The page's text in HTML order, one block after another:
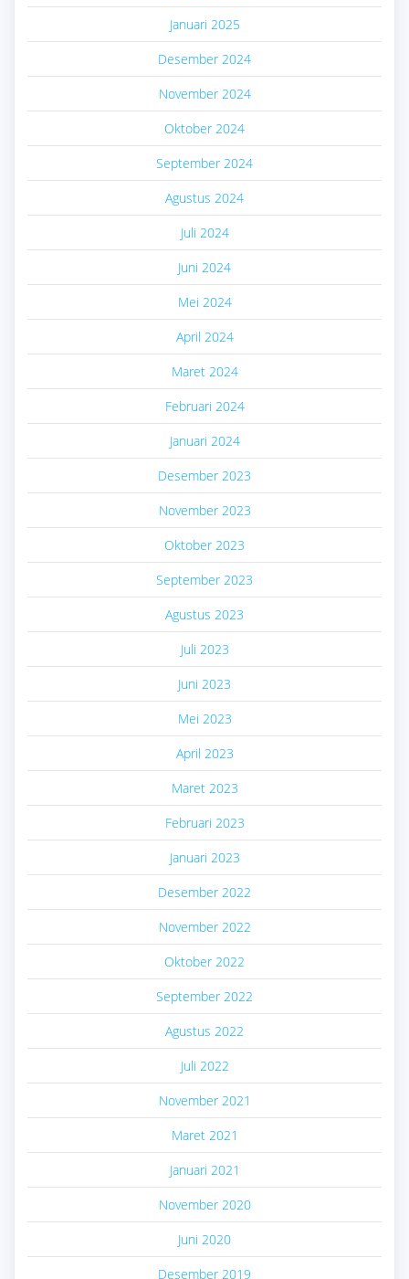
Januari 2025
Desember 2024
November 2024
Oktober 2024
September 2024
Agustus 2024
Juli 2024
Juni 2024
Mei 2024
April 2024
Maret 2024
Februari 2024
Januari 2024
Desember 2023
November 2023
Oktober 2023
September 2023
Agustus 2023
Juli 2023
Juni 2023
Mei 2023
April 2023
Maret 2023
Februari 2023
Januari 2023
Desember 2022
November 2022
Oktober 2022
September 2022
Agustus 2022
Juli 2022
November 2021
Maret 2021
Januari 2021
November 2020
Juni 2020
Desember 2019